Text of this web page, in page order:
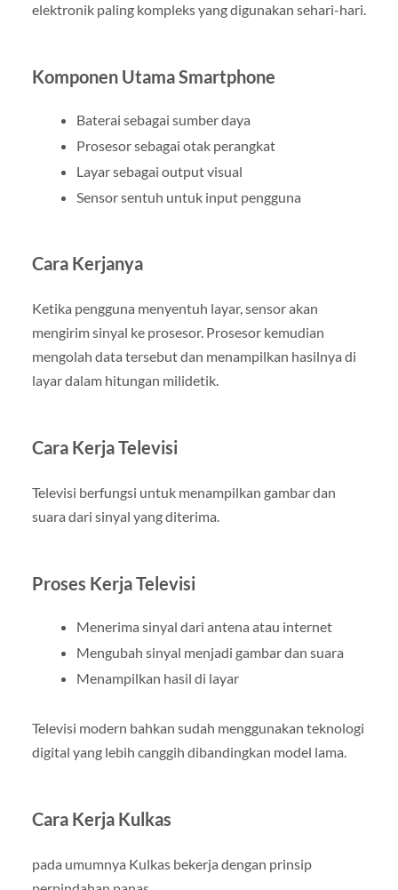
elektronik paling kompleks yang digunakan sehari-hari.
Komponen Utama Smartphone
Baterai sebagai sumber daya
Prosesor sebagai otak perangkat
Layar sebagai output visual
Sensor sentuh untuk input pengguna
Cara Kerjanya
Ketika pengguna menyentuh layar, sensor akan
mengirim sinyal ke prosesor. Prosesor kemudian
mengolah data tersebut dan menampilkan hasilnya di
layar dalam hitungan milidetik.
Cara Kerja Televisi
Televisi berfungsi untuk menampilkan gambar dan
suara dari sinyal yang diterima.
Proses Kerja Televisi
Menerima sinyal dari antena atau internet
Mengubah sinyal menjadi gambar dan suara
Menampilkan hasil di layar
Televisi modern bahkan sudah menggunakan teknologi
digital yang lebih canggih dibandingkan model lama.
Cara Kerja Kulkas
pada umumnya Kulkas bekerja dengan prinsip